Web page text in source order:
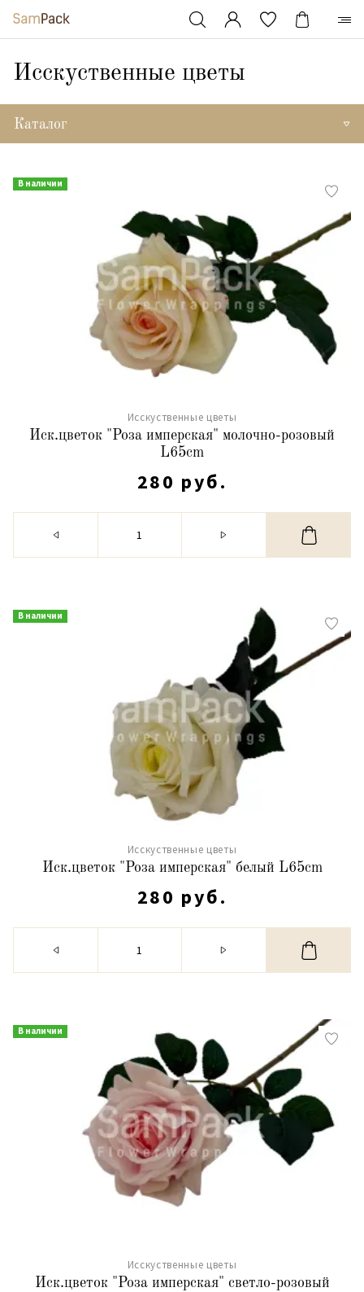
Исскуственные цветы
Каталог
В наличии
Исскуственные цветы
Иск.цветок "Роза имперская" молочно-розовый
L65cm
280 руб.
В наличии
Исскуственные цветы
Иск.цветок "Роза имперская" белый L65cm
280 руб.
В наличии
Исскуственные цветы
Иск.цветок "Роза имперская" светло-розовый